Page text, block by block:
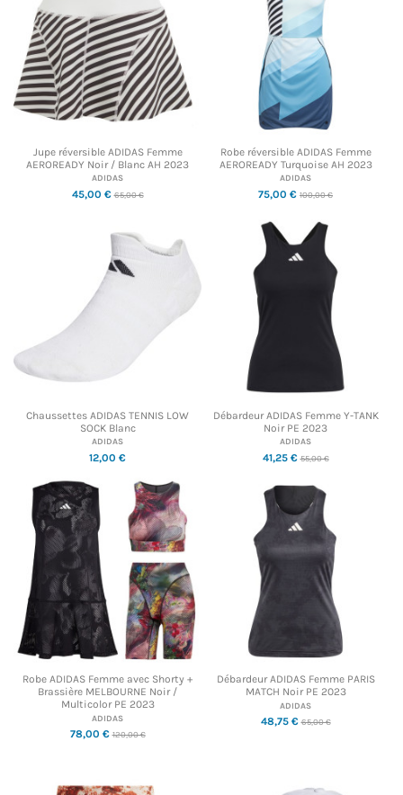
Jupe réversible ADIDAS Femme
AEROREADY Noir / Blanc AH 2023
ADIDAS
45,00 €65,00 €
Robe réversible ADIDAS Femme
AEROREADY Turquoise AH 2023
ADIDAS
75,00 € 100,00 €
Chaussettes ADIDAS TENNIS LOW
SOCK Blanc
ADIDAS
12,00 €
Débardeur ADIDAS Femme Y-TANK
Noir PE 2023
ADIDAS
41,25 €55,00 €
Robe ADIDAS Femme avec Shorty +
Brassière MELBOURNE Noir /
Multicolor PE 2023
ADIDAS
78,00 €120,00 €
Débardeur ADIDAS Femme PARIS
MATCH Noir PE 2023
ADIDAS
48,75 €65,00 €